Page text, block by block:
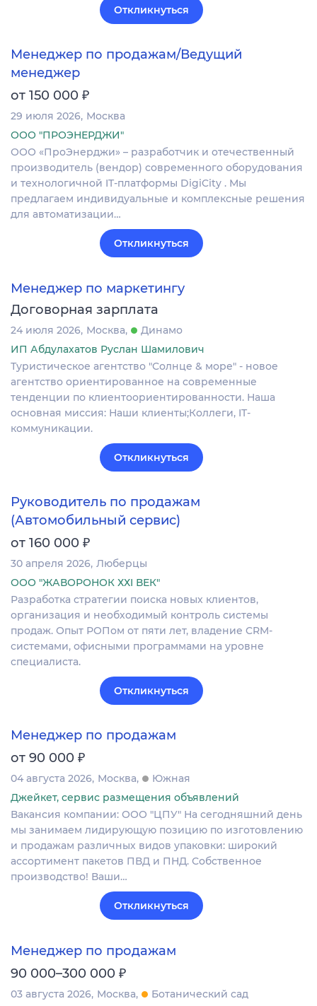
Откликнуться
Менеджер по продажам/Ведущий
менеджер
от 150 000 ₽
29 июля 2026 Москва
ООО "ПРОЭНЕРДЖИ"
ООО «ПроЭнерджи» – разработчик и отечественный
производитель (вендор) современного оборудования
и технологичной IT-платформы DigiCity . Мы
предлагаем индивидуальные и комплексные решения
для автоматизации…
Откликнуться
Менеджер по маркетингу
Договорная зарплата
24 июля 2026 Москва
Динамо
ИП Абдулахатов Руслан Шамилович
Туристическое агентство "Солнце & море" - новое
агентство ориентированное на современные
тенденции по клиентоориентированности. Наша
основная миссия: Наши клиенты;Коллеги, IT-
коммуникации.
Откликнуться
Руководитель по продажам
(Автомобильный сервис)
от 160 000 ₽
30 апреля 2026 Люберцы
ООО "ЖАВОРОНОК ХХI ВЕК"
Разработка стратегии поиска новых клиентов,
организация и необходимый контроль системы
продаж. Опыт РОПом от пяти лет, владение CRM-
системами, офисными программами на уровне
специалиста.
Откликнуться
Менеджер по продажам
от 90 000 ₽
04 августа 2026 Москва
Южная
Джейкет, сервис размещения объявлений
Вакансия компании: ООО "ЦПУ" На сегодняшний день
мы занимаем лидирующую позицию по изготовлению
и продажам различных видов упаковки: широкий
ассортимент пакетов ПВД и ПНД. Собственное
производство! Ваши…
Откликнуться
Менеджер по продажам
90 000–300 000 ₽
03 августа 2026 Москва
Ботанический сад